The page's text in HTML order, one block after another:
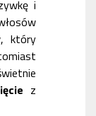
i
, który
z